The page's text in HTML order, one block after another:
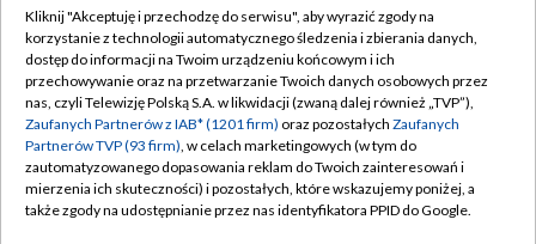
Kliknij "Akceptuję i przechodzę do serwisu", aby wyrazić zgody na
korzystanie z technologii automatycznego śledzenia i zbierania danych,
dostęp do informacji na Twoim urządzeniu końcowym i ich
przechowywanie oraz na przetwarzanie Twoich danych osobowych przez
nas, czyli Telewizję Polską S.A. w likwidacji (zwaną dalej również „TVP”),
Zaufanych Partnerów z IAB* (1201 firm) oraz pozostałych Zaufanych
Partnerów TVP (93 firm), w celach marketingowych (w tym do
zautomatyzowanego dopasowania reklam do Twoich zainteresowań i
mierzenia ich skuteczności) i pozostałych, które wskazujemy poniżej, a
także zgody na udostępnianie przez nas identyfikatora PPID do Google.